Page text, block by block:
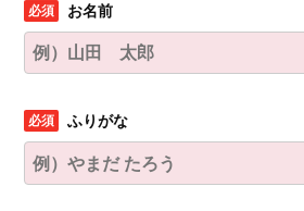
お名前
ふりがな